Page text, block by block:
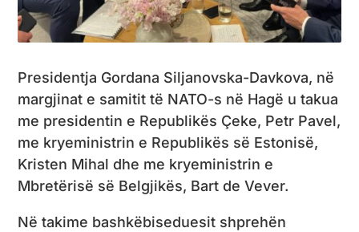
Presidentja Gordana Siljanovska-Davkova, në
margjinat e samitit të NATO-s në Hagë u takua
me presidentin e Republikës Çeke, Petr Pavel,
me kryeministrin e Republikës së Estonisë,
Kristen Mihal dhe me kryeministrin e
Mbretërisë së Belgjikës, Bart de Vever.
Në takime bashkëbiseduesit shprehën